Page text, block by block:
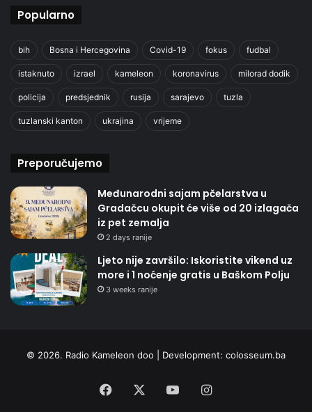
Popularno
bih Bosna i Hercegovina Covid-19 fokus fudbal
istaknuto izrael kameleon koronavirus milorad dodik
policija predsjednik rusija sarajevo tuzla
tuzlanski kanton ukrajina vrijeme
Preporučujemo
Međunarodni sajam pčelarstva u
Gradačcu okupit će više od 20 izlagača
iz pet zemalja
2 days ranije
Ljeto nije završilo: Iskoristite vikend uz
more i 1 noćenje gratis u Baškom Polju
3 weeks ranije
© 2026. Radio Kameleon doo | Development: colosseum.ba
Facebook YouTubeInstagram